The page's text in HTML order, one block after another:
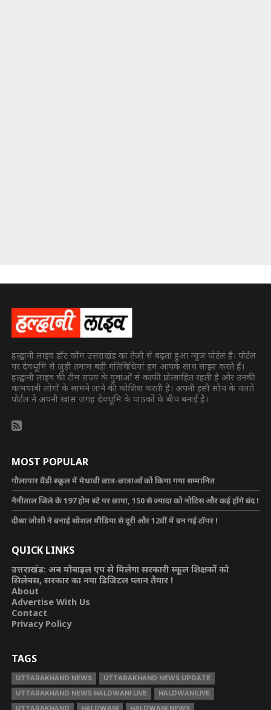
हल्द्वानी लाइव डॉट कॉम उत्तराखंड का तेजी से बढ़ता हुआ न्यूज पोर्टल है। पोर्टल
पर देवभूमि से जुड़ी तमाम बड़ी गतिविधियां हम आपके साथ साझा करते हैं।
हल्द्वानी लाइव की टीम राज्य के युवाओं से काफी प्रोत्साहित रहती है और उनकी
कामयाबी लोगों के सामने लाने की कोशिश करती है। अपनी इसी सोच के चलते
पोर्टल ने अपनी खास जगह देवभूमि के पाठकों के बीच बनाई है।
MOST POPULAR
गौलापार वैंडी स्कूल में मेधावी छात्र-छात्राओं को किया गया सम्मानित
नैनीताल जिले के 197 होम स्टे पर छापा, 150 से ज्यादा को नोटिस और कई होंगे बंद !
दीश्रा जोशी ने बनाई सोशल मीडिया से दूरी और 12वीं में बन गई टॉपर !
QUICK LINKS
उत्तराखंड: अब मोबाइल एप से मिलेगा सरकारी स्कूल शिक्षकों को
सिलेबस, सरकार का नया डिजिटल प्लान तैयार !
About
Advertise With Us
Contact
Privacy Policy
TAGS
UTTARAKHAND NEWS
UTTARAKHAND NEWS UPDATE
UTTARAKHAND NEWS HALDWANI LIVE
HALDWANILIVE